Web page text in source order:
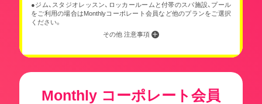
●ジム、スタジオレッスン、ロッカールームと付帯のスパ施設、プール
をご利用の場合はMonthlyコーポレート会員など他のプランをご選択
ください。
その他 注意事項
Monthly コーポレート会員